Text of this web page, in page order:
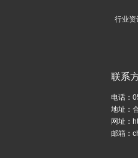
行业资
联系
电话：
地址：
网址：
邮箱：